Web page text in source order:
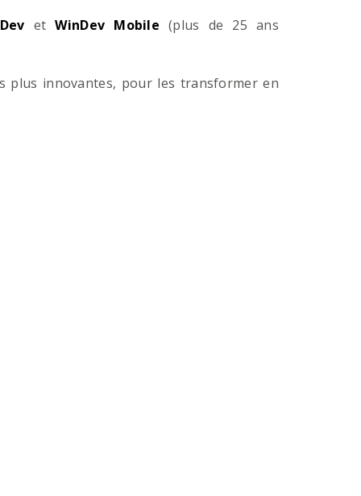
et WinDev Mobile (plus de 25 ans
plus innovantes, pour les transformer en